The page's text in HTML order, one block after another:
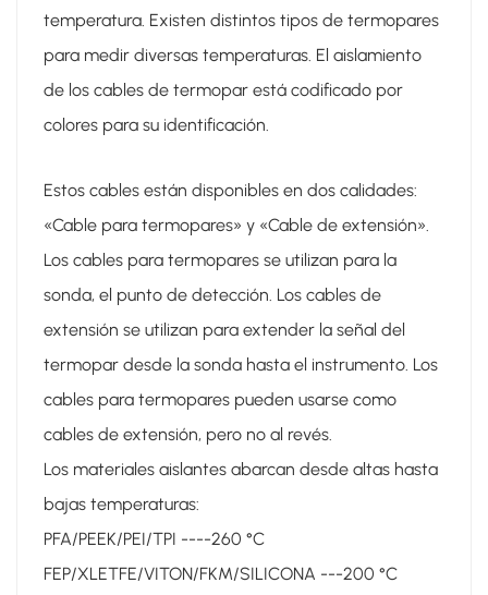
temperatura. Existen distintos tipos de termopares
para medir diversas temperaturas. El aislamiento
de los cables de termopar está codificado por
colores para su identificación.
Estos cables están disponibles en dos calidades:
«Cable para termopares» y «Cable de extensión».
Los cables para termopares se utilizan para la
sonda, el punto de detección. Los cables de
extensión se utilizan para extender la señal del
termopar desde la sonda hasta el instrumento. Los
cables para termopares pueden usarse como
cables de extensión, pero no al revés.
Los materiales aislantes abarcan desde altas hasta
bajas temperaturas:
PFA/PEEK/PEI/TPI ----260 °C
FEP/XLETFE/VITON/FKM/SILICONA ---200 °C